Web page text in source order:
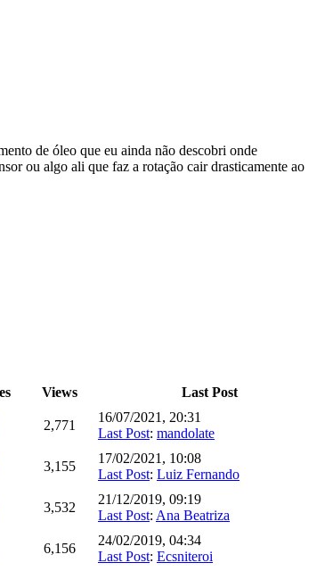
de óleo que eu ainda não descobri onde
ou algo ali que faz a rotação cair drasticamente ao
Views Last Post
2,771
16/07/2021, 20:31
Last Post: mandolate
3,155
17/02/2021, 10:08
Last Post: Luiz Fernando
3,532
21/12/2019, 09:19
Last Post: Ana Beatriza
6,156
24/02/2019, 04:34
Last Post: Ecsniteroi